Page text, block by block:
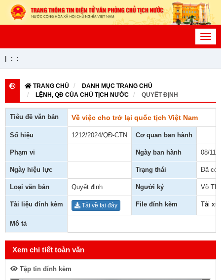
: :
TRANG CHỦ
DANH MỤC TRANG CHỦ
LỆNH, QĐ CỦA CHỦ TỊCH NƯỚC
QUYẾT ĐỊNH
Tiêu đề văn bản Về việc cho trở lại quốc tịch Việt Nam
Số hiệu 1212/2024/QĐ-CTN Cơ quan ban hành
Phạm vi Ngày ban hành 08/11/
Ngày hiệu lực Trạng thái Đã có
Loại văn bản Quyết định Người ký Võ Thị
Tài liệu đính kèm Tải về tại đây File đính kèm Tải
Mô tả
Xem chi tiết toàn văn
Tập tin đính kèm